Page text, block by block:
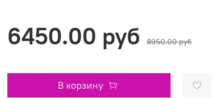
6450.00 руб 8950.00 руб
В корзину